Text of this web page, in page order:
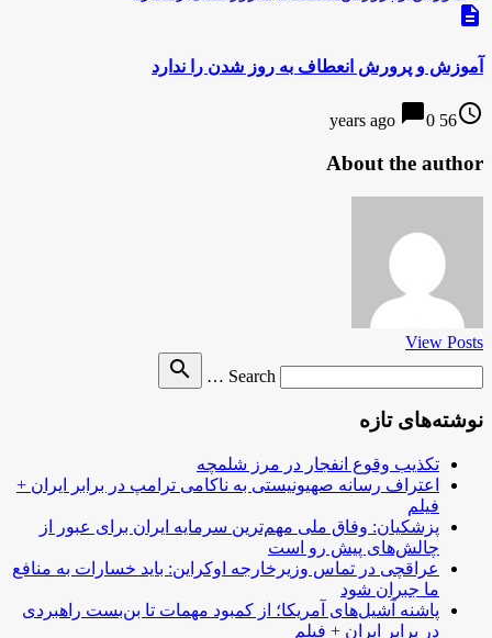
description
آموزش و پرورش انعطاف به روز شدن را ندارد
access_time
56 years ago
chat_bubble0
About the author
View Posts
Search …
search
نوشته‌های تازه
تکذیب وقوع انفجار در مرز شلمچه
اعتراف رسانه صهیونیستی به ناکامی ترامپ در برابر ایران +
فیلم
پزشکیان: وفاق ملی مهم‌ترین سرمایه ایران برای عبور از
چالش‌های پیش رو است
عراقچی در تماس وزیرخارجه اوکراین: باید خسارات به منافع
ما جبران شود
پاشنه آشیل‌های آمریکا؛ از کمبود مهمات تا بن‌بست راهبردی
در برابر ایران + فیلم